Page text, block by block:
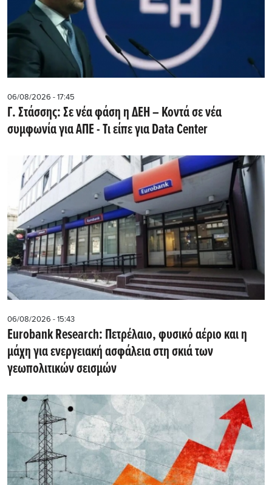
06/08/2026 - 17:45
Γ. Στάσσης: Σε νέα φάση η ΔΕΗ – Κοντά σε νέα
συμφωνία για ΑΠΕ - Τι είπε για Data Center
06/08/2026 - 15:43
Eurobank Research: Πετρέλαιο, φυσικό αέριο και η
μάχη για ενεργειακή ασφάλεια στη σκιά των
γεωπολιτικών σεισμών